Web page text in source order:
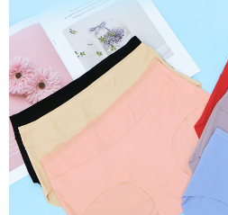
每筆NT$80，滿NT$890(含以上)免運費
黑貓貨到付款
每筆NT$120
國家/地區配送